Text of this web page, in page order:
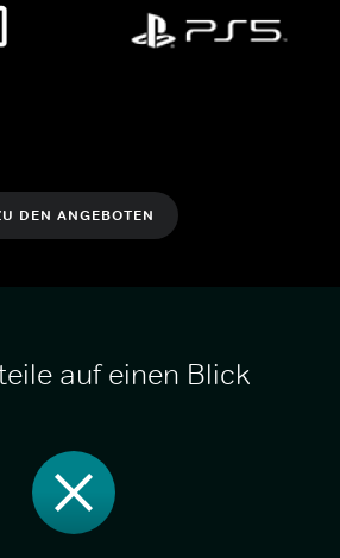
DEN ANGEBOTEN
auf einen Blick